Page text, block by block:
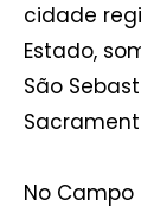
cidade
Estado,
São
No